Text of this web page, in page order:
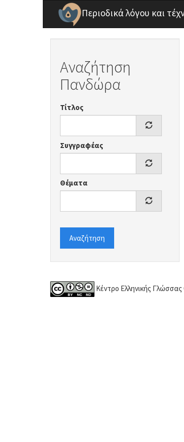
Παράκαμψη προς το κυρίως περιεχόμενο
Περιοδικά λόγου και
Αναζήτηση
Πανδώρα
Τίτλος
Συγγραφέας
Θέματα
Αναζήτηση
Κέντρο Ελληνικής Γλώσσας